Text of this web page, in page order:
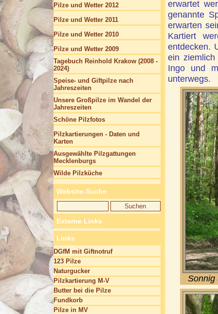
erwartet
genannte
erwarten
Kartiert
entdecken.
ein
Ingo und
unterwegs.
Sonnig
Pilze und Wetter 2012
Pilze und Wetter 2011
Pilze und Wetter 2010
Pilze und Wetter 2009
Tagebuch Reinhold Krakow (2008 -
2024)
Speise- und Giftpilze nach
Jahreszeiten
Unsere Großpilze im Wandel der
Jahreszeiten
Schöne Pilzfotos
Pilzkartierungen - Daten und
Karten
Ausgewählte Pilzgattungen
Mecklenburgs
Wilde Pilzküche
Website-Suche
Externe Links
Links
DGfM mit Giftnotruf
123 Pilze
Naturgucker
Pilzkartierung M-V
Butter bei die Pilze
Fundkorb
Pilze in MV